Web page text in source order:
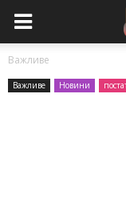
Важливе
Важливе Новини